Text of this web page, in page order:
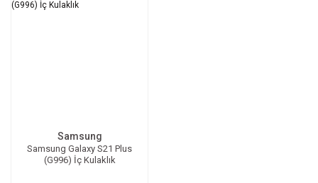
Samsung
Samsung Galaxy S21 Plus
(G996) İç Kulaklık